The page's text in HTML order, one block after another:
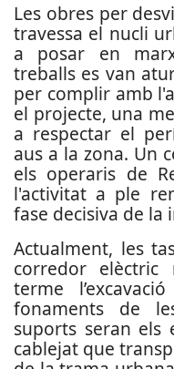
Les obres per
travessa el nucli
a posar en
treballs es van
per complir amb
el projecte, una
a respectar el
aus a la zona. Un
els operaris de
l'activitat a ple
fase decisiva de
Actualment, les
corredor elèctric
terme
fonaments de
suports seran els
cablejat que